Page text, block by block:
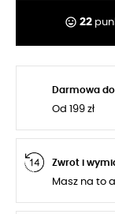
tag_faces 22
Darmowa
Od 199 zł
Zwrot i
Masz na to